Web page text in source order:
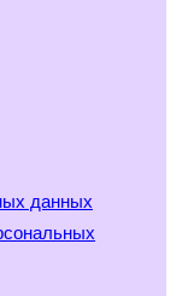
данных